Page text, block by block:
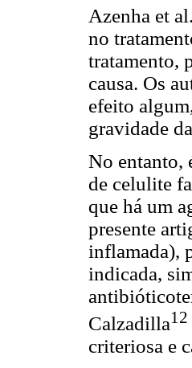
Azenha et al.
no
tratamento,
causa. Os
efeito
gravidade
No entanto,
de celulite
que há um
presente
inflamada),
indicada,
Calzadilla12
criteriosa e